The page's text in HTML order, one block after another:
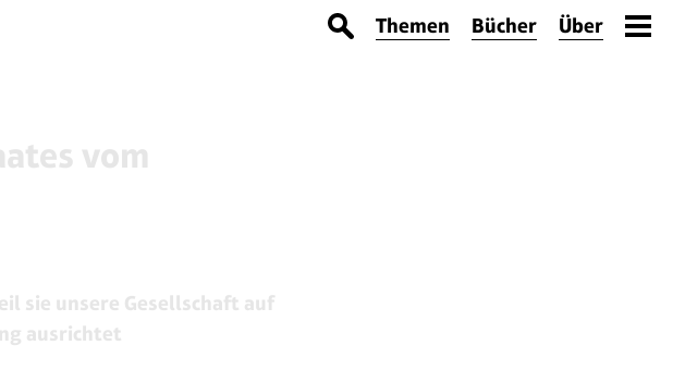
Themen Bücher Über
vom
sie unsere Gesellschaft auf
ausrichtet